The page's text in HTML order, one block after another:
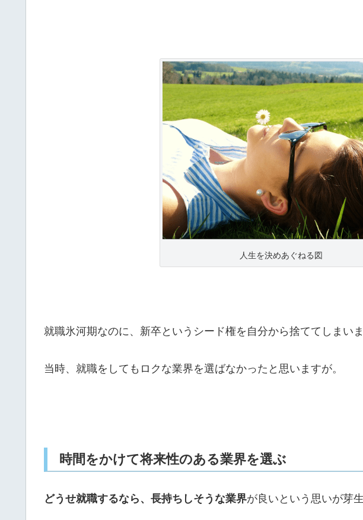
人生を決めあぐねる図
就職氷河期なのに、新卒というシード権を自分から捨ててしまいま
当時、就職をしてもロクな業界を選ばなかったと思いますが。
時間をかけて将来性のある業界を選ぶ
どうせ就職するなら、長持ちしそうな業界が良いという思いが芽